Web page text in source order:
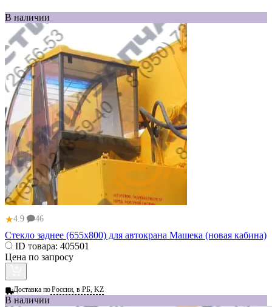
В наличии
★4.9 46
Стекло заднее (655х800) для автокрана Машека (новая кабина)
ID товара: 405501
Цена по запросу
Доставка поРоссии, в РБ, KZ
В наличии